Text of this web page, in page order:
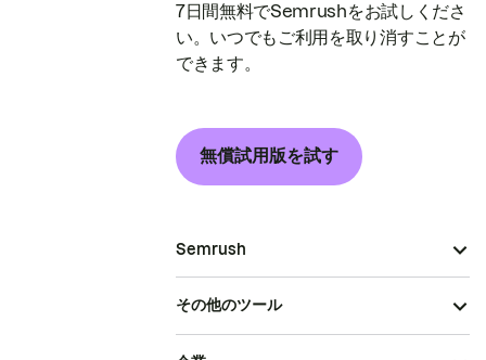
7日間無料でSemrushをお試しくださ
い。いつでもご利用を取り消すことが
できます。
無償試用版を試す
Semrush
その他のツール